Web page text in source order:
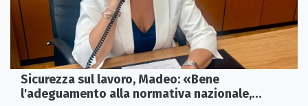
Sicurezza sul lavoro, Madeo: «Bene
l'adeguamento alla normativa nazionale,